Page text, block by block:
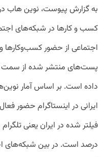
به گزارش پیوست، نوین‌ هاب
کسب ‌و کارها در شبکه‌های
اجتماعی از حضور
پست‌های منتشر شده از سمت
ایرانی در اینستاگرام حضور
درصد است. در بین شبکه‌های